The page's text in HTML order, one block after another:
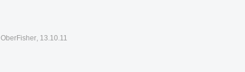
OberFisher, 13.10.11